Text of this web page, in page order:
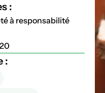
:
à responsabilité
: